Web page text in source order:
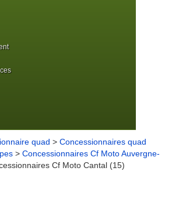
quad > Concessionnaires quad
> Concessionnaires Cf Moto Auvergne-
Cf Moto Cantal (15)